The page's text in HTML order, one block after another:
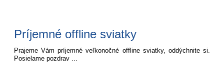
Príjemné offline sviatky
Prajeme Vám príjemné veľkonočné offline sviatky, oddýchnite si.
Posielame pozdrav ...